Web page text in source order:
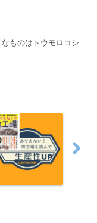
ものはトウモロコシ